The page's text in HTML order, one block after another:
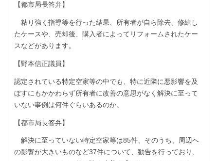
【都市局長答弁】
粘り強く指導等を行った結果、所有者が自ら除去、修繕し
たケースや、売却後、購入者によってリフォームされたケー
スなどがあります。
【野本信正議員】
認定されている特定空家等の中でも、特に近隣に悪影響を及
ぼすにもかかわらず所有者に改善の意思がなく解決に至って
いない事例は何件ぐらいあるのか。
【都市局長答弁】
解決に至っていない特定空家等は85件、そのうち、周辺へ
の影響が大きいものなど37件について、勧告を行っており、